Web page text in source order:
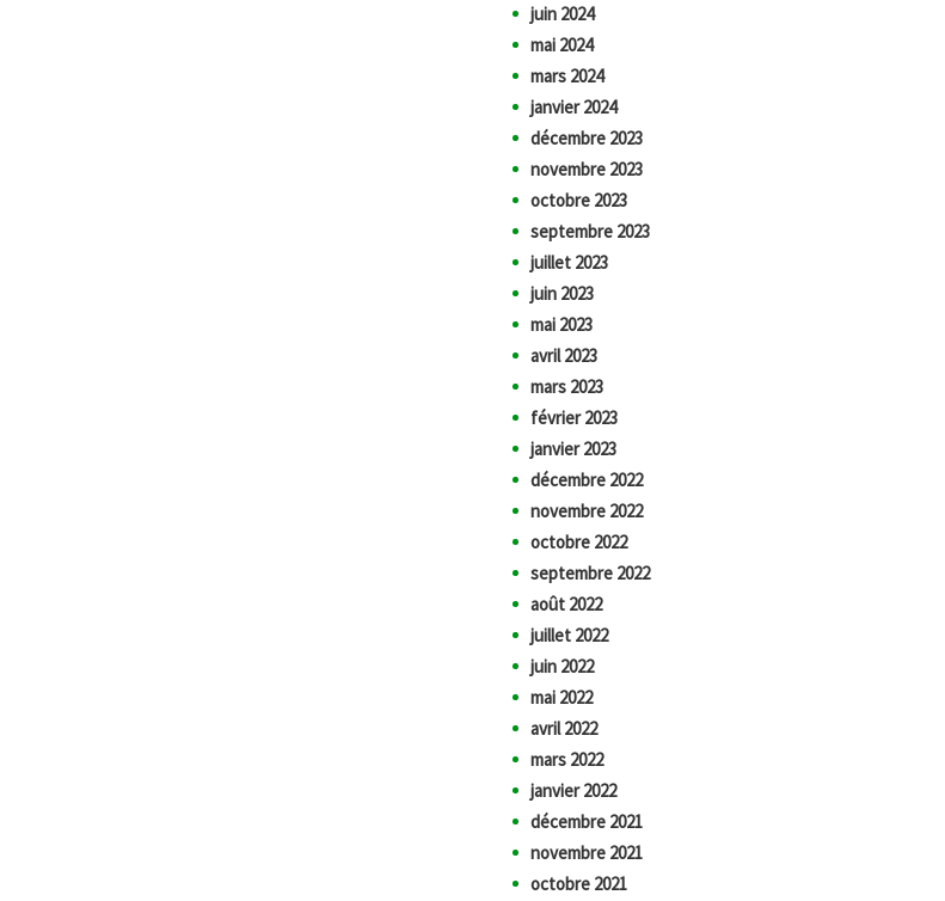
juin 2024
mai 2024
mars 2024
janvier 2024
décembre 2023
novembre 2023
octobre 2023
septembre 2023
juillet 2023
juin 2023
mai 2023
avril 2023
mars 2023
février 2023
janvier 2023
décembre 2022
novembre 2022
octobre 2022
septembre 2022
août 2022
juillet 2022
juin 2022
mai 2022
avril 2022
mars 2022
janvier 2022
décembre 2021
novembre 2021
octobre 2021